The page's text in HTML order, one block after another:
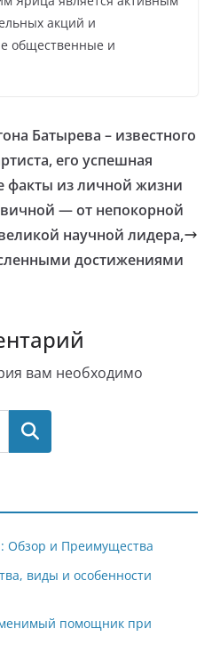
акций и
общественные и
Батырева – известного
его успешная
факты из личной жизни
— от непокорной
научной лидера,
достижениями
вам необходимо
Поиск
Обзор и Преимущества
виды и особенности
помощник при